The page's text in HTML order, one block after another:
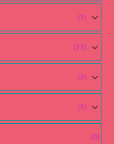
(1)
(73)
(3)
(1)
(0)